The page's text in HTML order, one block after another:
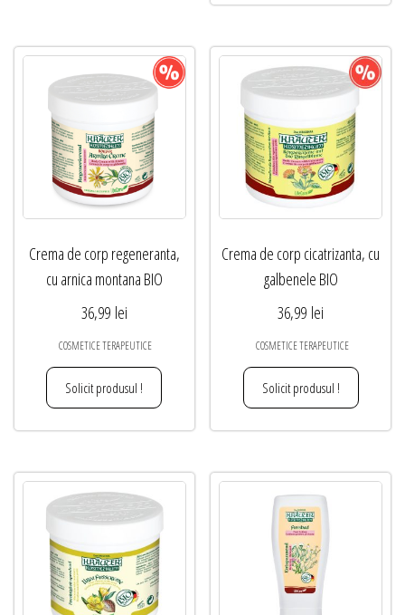
Crema de corp regeneranta,
cu arnica montana BIO
36,99 lei
COSMETICE TERAPEUTICE
Solicit produsul !
Crema de corp cicatrizanta, cu
galbenele BIO
36,99 lei
COSMETICE TERAPEUTICE
Solicit produsul !